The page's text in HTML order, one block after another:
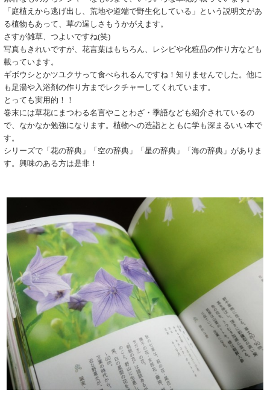
「庭植えから逃げ出し、荒地や道端で野生化している」という説明文があ
る植物もあって、草の逞しさもうかがえます。
さすが雑草、つよいですね(笑)
写真もきれいですが、花言葉はもちろん、レシピや化粧品の作り方なども
載っています。
ギボウシとかツユクサって食べられるんですね！知りませんでした。他に
も足湯や入浴剤の作り方までレクチャーしてくれています。
とっても実用的！！
巻末には草花にまつわる名言やことわざ・季語なども紹介されているの
で、なかなか勉強になります。植物への造詣とともに学も深まるいい本で
す。
シリーズで「花の辞典」「空の辞典」「星の辞典」「海の辞典」がありま
す。興味のある方は是非！